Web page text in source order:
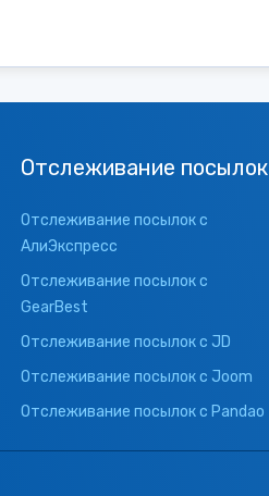
Отслеживание посылок
Отслеживание посылок с
АлиЭкспресс
Отслеживание посылок с
GearBest
Отслеживание посылок с JD
Отслеживание посылок с Joom
Отслеживание посылок с Pandao